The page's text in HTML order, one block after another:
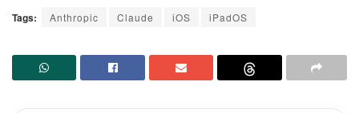
Tags: Anthropic Claude iOS iPadOS